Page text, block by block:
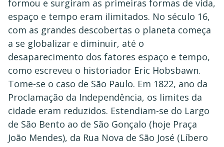
formou e surgiram as primeiras formas de vida,
espaço e tempo eram ilimitados. No século 16,
com as grandes descobertas o planeta começa
a se globalizar e diminuir, até o
desaparecimento dos fatores espaço e tempo,
como escreveu o historiador Eric Hobsbawn.
Tome-se o caso de São Paulo. Em 1822, ano da
Proclamação da Independência, os limites da
cidade eram reduzidos. Estendiam-se do Largo
de São Bento ao de São Gonçalo (hoje Praça
João Mendes), da Rua Nova de São José (Líbero